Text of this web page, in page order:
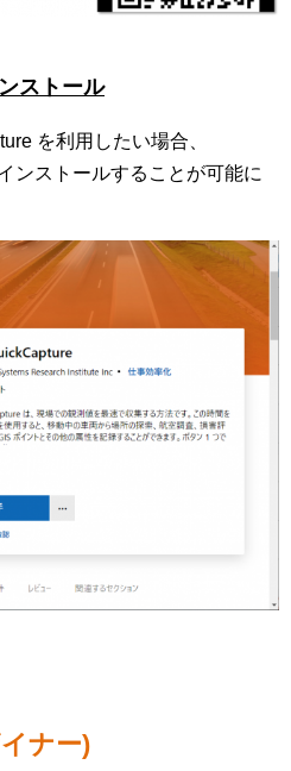
ストール
を利用したい場合、
ンストールすることが可能に
ナー)